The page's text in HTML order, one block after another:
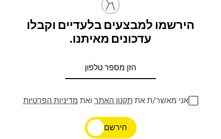
הירשמו למבצעים בלעדיים וקבלו
עדכונים מאיתנו.
אני מאשר/ת את תקנון האתר ואת מדיניות הפרטיות
הירשם